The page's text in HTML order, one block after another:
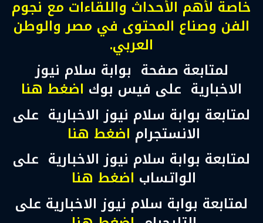
خاصة لأهم الأحداث واللقاءات مع نجوم
الفن وصناع المحتوى في مصر والوطن
العربي.
لمتابعة صفحة بوابة سلام نيوز
الاخبارية على فيس بوك اضغط هنا
لمتابعة بوابة سلام نيوز الاخبارية على
الانستجرام اضغط هنا
لمتابعة بوابة سلام نيوز الاخبارية على
الواتساب اضغط هنا
لمتابعة بوابة سلام نيوز الاخبارية على